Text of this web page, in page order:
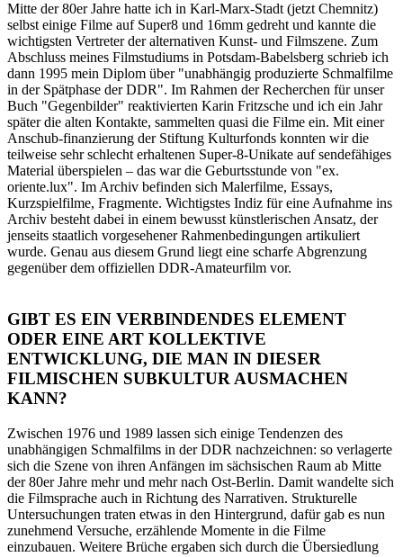
Mitte der 80er Jahre hatte ich in Karl-Marx-Stadt (jetzt Chemnitz)
selbst einige Filme auf Super8 und 16mm gedreht und kannte die
wichtigsten Vertreter der alternativen Kunst- und Filmszene. Zum
Abschluss meines Filmstudiums in Potsdam-Babelsberg schrieb ich
dann 1995 mein Diplom über "unabhängig produzierte Schmalfilme
in der Spätphase der DDR". Im Rahmen der Recherchen für unser
Buch "Gegenbilder" reaktivierten Karin Fritzsche und ich ein Jahr
später die alten Kontakte, sammelten quasi die Filme ein. Mit einer
Anschub-finanzierung der Stiftung Kulturfonds konnten wir die
teilweise sehr schlecht erhaltenen Super-8-Unikate auf sendefähiges
Material überspielen – das war die Geburtsstunde von "ex.
oriente.lux". Im Archiv befinden sich Malerfilme, Essays,
Kurzspielfilme, Fragmente. Wichtigstes Indiz für eine Aufnahme ins
Archiv besteht dabei in einem bewusst künstlerischen Ansatz, der
jenseits staatlich vorgesehener Rahmenbedingungen artikuliert
wurde. Genau aus diesem Grund liegt eine scharfe Abgrenzung
gegenüber dem offiziellen DDR-Amateurfilm vor.
GIBT ES EIN VERBINDENDES ELEMENT
ODER EINE ART KOLLEKTIVE
ENTWICKLUNG, DIE MAN IN DIESER
FILMISCHEN SUBKULTUR AUSMACHEN
KANN?
Zwischen 1976 und 1989 lassen sich einige Tendenzen des
unabhängigen Schmalfilms in der DDR nachzeichnen: so verlagerte
sich die Szene von ihren Anfängen im sächsischen Raum ab Mitte
der 80er Jahre mehr und mehr nach Ost-Berlin. Damit wandelte sich
die Filmsprache auch in Richtung des Narrativen. Strukturelle
Untersuchungen traten etwas in den Hintergrund, dafür gab es nun
zunehmend Versuche, erzählende Momente in die Filme
einzubauen. Weitere Brüche ergaben sich durch die Übersiedlung